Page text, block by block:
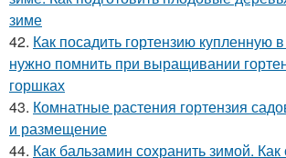
зиме
42. Как посадить гортензию купленную
нужно помнить при выращивании
горшках
43. Комнатные растения гортензия
и размещение
44. Как бальзамин сохранить зимой. Как